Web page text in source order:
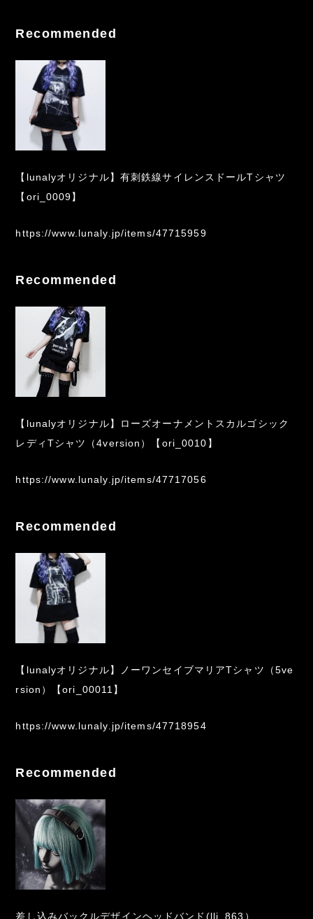
Recommended
【lunalyオリジナル】有刺鉄線サイレンスドールTシャツ
【ori_0009】
https://www.lunaly.jp/items/47715959
Recommended
【lunalyオリジナル】ローズオーナメントスカルゴシック
レディTシャツ（4version）【ori_0010】
https://www.lunaly.jp/items/47717056
Recommended
【lunalyオリジナル】ノーワンセイブマリアTシャツ（5ve
rsion）【ori_00011】
https://www.lunaly.jp/items/47718954
Recommended
差し込みバックルデザインヘッドバンド(lli_863）